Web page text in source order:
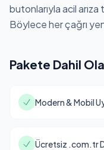
butonlarıyla acil
Böylece her çağrı
Pakete Dahil
Modern & Mobil
Ücretsiz .com.tr